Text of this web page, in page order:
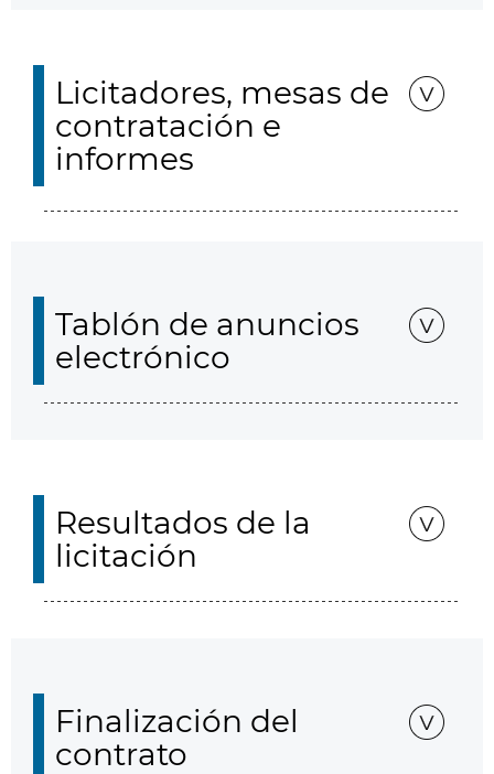
Licitadores, mesas de
contratación e
informes
Tablón de anuncios
electrónico
Resultados de la
licitación
Finalización del
contrato